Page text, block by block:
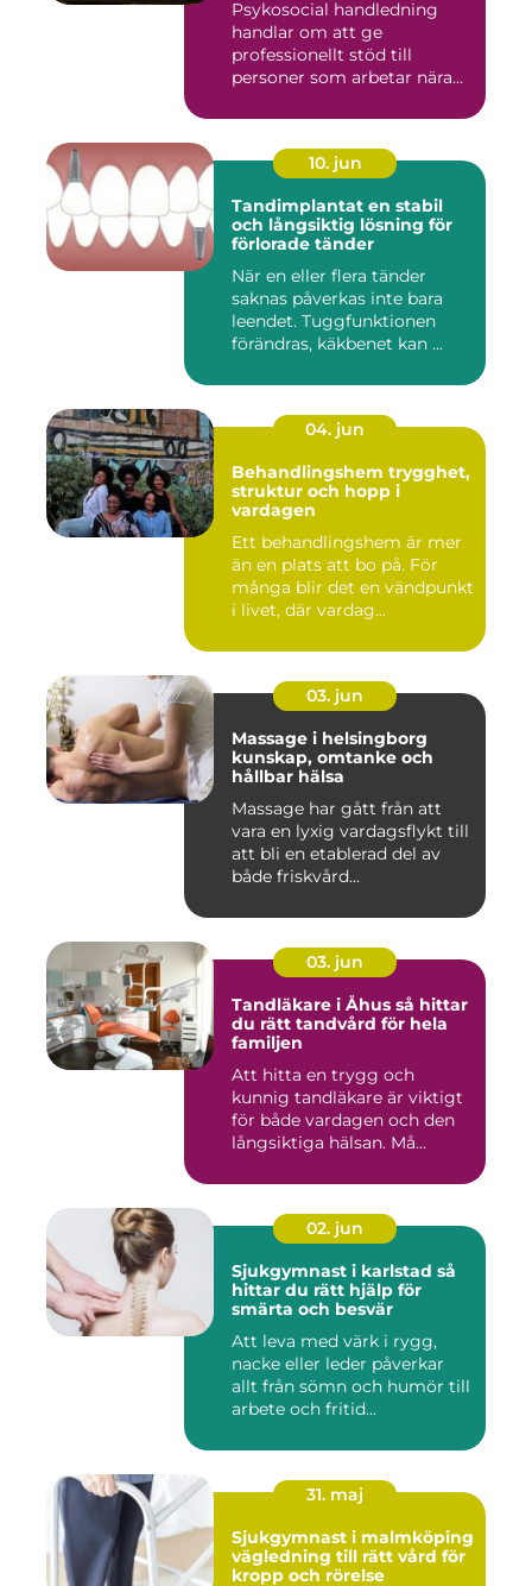
Psykosocial handledning
handlar om att ge
professionellt stöd till
personer som arbetar nära
10. jun
Tandimplantat en stabil
och långsiktig lösning för
förlorade tänder
När en eller flera tänder
saknas påverkas inte bara
leendet. Tuggfunktionen
förändras, käkbenet kan ...
04. jun
Behandlingshem trygghet,
struktur och hopp i
vardagen
Ett behandlingshem är mer
än en plats att bo på. För
många blir det en vändpunkt
i livet, där vardag...
03. jun
Massage i helsingborg
kunskap, omtanke och
hållbar hälsa
Massage har gått från att
vara en lyxig vardagsflykt till
att bli en etablerad del av
både friskvård...
03. jun
Tandläkare i Åhus så hittar
du rätt tandvård för hela
familjen
Att hitta en trygg och
kunnig tandläkare är viktigt
för både vardagen och den
långsiktiga hälsan. Må...
02. jun
Sjukgymnast i karlstad så
hittar du rätt hjälp för
smärta och besvär
Att leva med värk i rygg,
nacke eller leder påverkar
allt från sömn och humör till
arbete och fritid...
31. maj
Sjukgymnast i malmköping
vägledning till rätt vård för
kropp och rörelse